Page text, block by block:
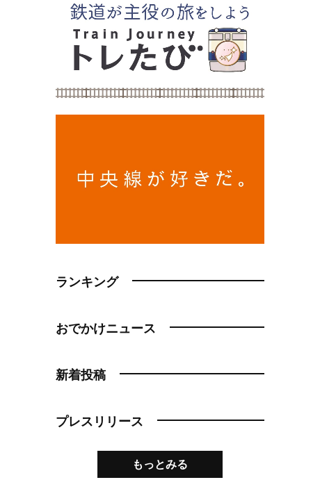
ランキング
おでかけニュース
新着投稿
プレスリリース
もっとみる